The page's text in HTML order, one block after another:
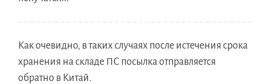
Как очевидно, в таких случаях после истечения срока
хранения на складе ПС посылка отправляется
обратно в Китай.